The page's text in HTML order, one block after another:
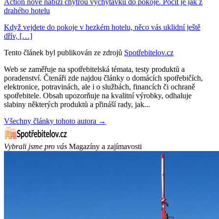
Action nově nabízí chytrou vychytávku do pokoje. Pocit je jak z
drahého hotelu
Když vejdete do pokoje v hezkém hotelu, něco vás uklidní ještě
dřív, […]
Tento článek byl publikován ze zdrojů Spotřebitelov.cz
Web se zaměřuje na spotřebitelská témata, testy produktů a
poradenství. Čtenáři zde najdou články o domácích spotřebičích,
elektronice, potravinách, ale i o službách, financích či ochraně
spotřebitele. Obsah upozorňuje na kvalitní výrobky, odhaluje
slabiny některých produktů a přináší rady, jak...
Všechny články tohoto autora →
Vybrali jsme pro vás Magazíny a zajímavosti